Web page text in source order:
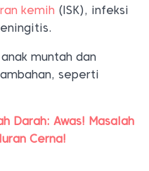
kemih (ISK), infeksi
muntah dan
seperti
Darah: Awas! Masalah
Cerna!